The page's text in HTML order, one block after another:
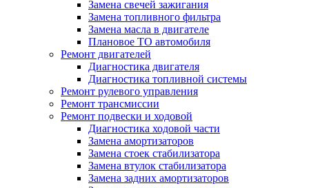
Замена свечей зажигания
Замена топливного фильтра
Замена масла в двигателе
Плановое ТО автомобиля
Ремонт двигателей
Диагностика двигателя
Диагностика топливной системы
Ремонт рулевого управления
Ремонт трансмиссии
Ремонт подвески и ходовой
Диагностика ходовой части
Замена амортизаторов
Замена стоек стабилизатора
Замена втулок стабилизатора
Замена задних амортизаторов